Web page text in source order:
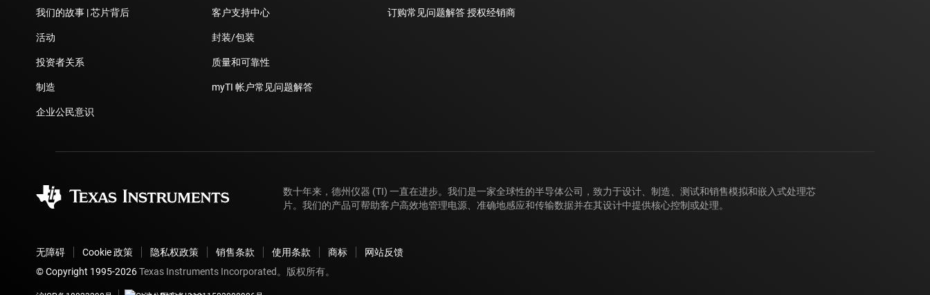
我们的故事 | 芯片背后
活动
投资者关系
制造
企业公民意识
客户支持中心
封装/包装
质量和可靠性
myTI 帐户常见问题解答
订购常见问题解答授权经销商
数十年来，德州仪器 (TI) 一直在进步。我们是一家全球性的半导体公司，致力于设计、制造、测试和销售模拟和嵌入式处理芯
片。我们的产品可帮助客户高效地管理电源、准确地感应和传输数据并在其设计中提供核心控制或处理。
无障碍 Cookie 政策 隐私权政策 销售条款 使用条款 商标
网站反馈
© Copyright 1995-2026Texas Instruments Incorporated。版权所有。